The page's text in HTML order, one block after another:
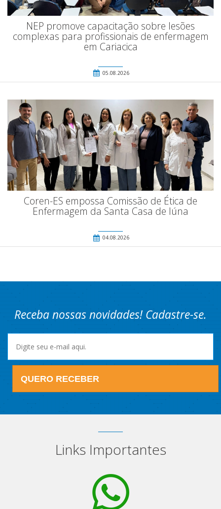
NEP promove capacitação sobre lesões
complexas para profissionais de enfermagem
em Cariacica
05.08.2026
Coren-ES empossa Comissão de Ética de
Enfermagem da Santa Casa de Iúna
04.08.2026
Receba nossas novidades! Cadastre-se.
QUERO RECEBER
Links Importantes